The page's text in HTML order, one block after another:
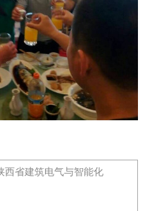
西省建筑电气与智能化